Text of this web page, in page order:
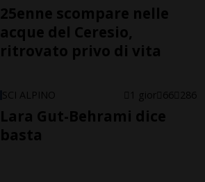
25enne scompare nelle
acque del Ceresio,
ritrovato privo di vita
SCI ALPINO 1 gior 66 286
Lara Gut-Behrami dice
basta